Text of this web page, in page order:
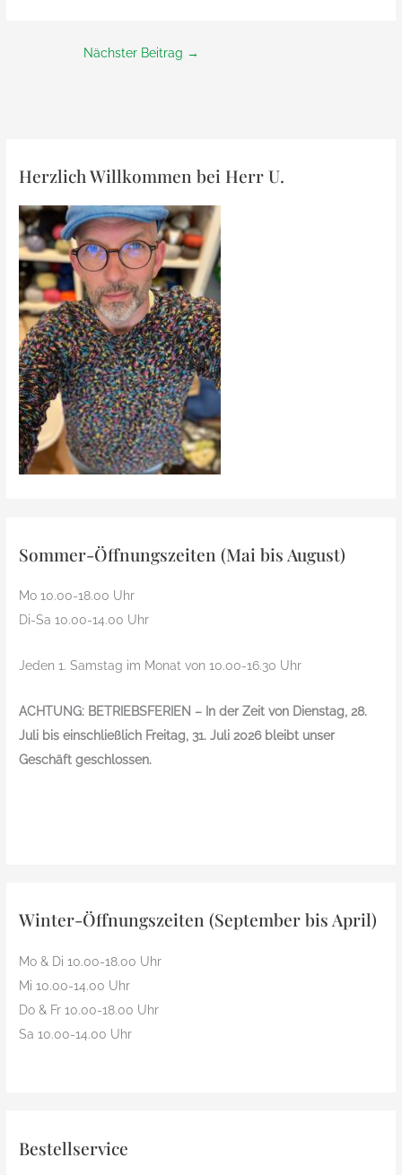
Nächster Beitrag →
Herzlich Willkommen bei Herr U.
Sommer-Öffnungszeiten (Mai bis August)
Mo 10.00-18.00 Uhr
Di-Sa 10.00-14.00 Uhr
Jeden 1. Samstag im Monat von 10.00-16.30 Uhr
ACHTUNG: BETRIEBSFERIEN – In der Zeit von Dienstag, 28.
Juli bis einschließlich Freitag, 31. Juli 2026 bleibt unser
Geschäft geschlossen.
Winter-Öffnungszeiten (September bis April)
Mo & Di 10.00-18.00 Uhr
Mi 10.00-14.00 Uhr
Do & Fr 10.00-18.00 Uhr
Sa 10.00-14.00 Uhr
Bestellservice